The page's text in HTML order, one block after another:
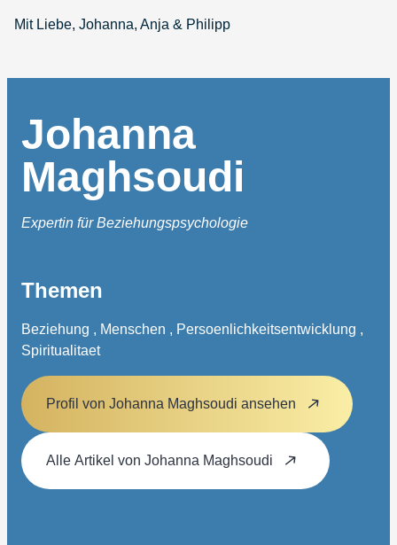
Mit Liebe, Johanna, Anja & Philipp
Johanna
Maghsoudi
Expertin für Beziehungspsychologie
Themen
Beziehung , Menschen , Persoenlichkeitsentwicklung ,
Spiritualitaet
Profil von Johanna Maghsoudi ansehen
Alle Artikel von Johanna Maghsoudi